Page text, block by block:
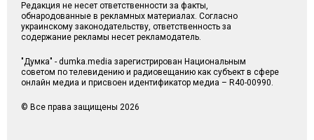
Редакция не несет ответственности за факты,
обнародованные в рекламных материалах. Согласно
украинскому законодательству, ответственность за
содержание рекламы несет рекламодатель.
"Думка" - dumka.media зарегистрирован Национальным
советом по телевидению и радиовещанию как субъект в сфере
онлайн медиа и присвоен идентификатор медиа – R40-00990.
© Все права защищены 2026